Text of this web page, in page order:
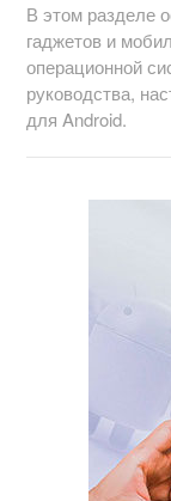
В этом разделе
гаджетов и
операционной
руководства,
для Android.